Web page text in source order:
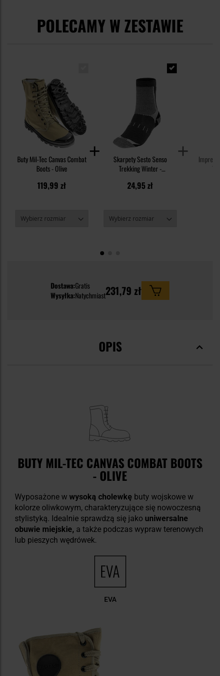
POLECAMY W ZESTAWIE
Buty Mil-Tec Canvas Combat
Boots - Olive
119,99 zł
Skarpety Sesto Senso
Trekking Winter -
24,95 zł
Dostawa:Gratis
Wysyłka:Natychmiast231,79 zł
OPIS
BUTY MIL-TEC CANVAS COMBAT BOOTS
- OLIVE
Wyposażone w wysoką cholewkę buty wojskowe w
kolorze oliwkowym, charakteryzujące się nowoczesną
stylistyką. Idealnie sprawdzą się jako uniwersalne
obuwie miejskie, a także podczas wypraw terenowych
lub pieszych wędrówek.
EVA